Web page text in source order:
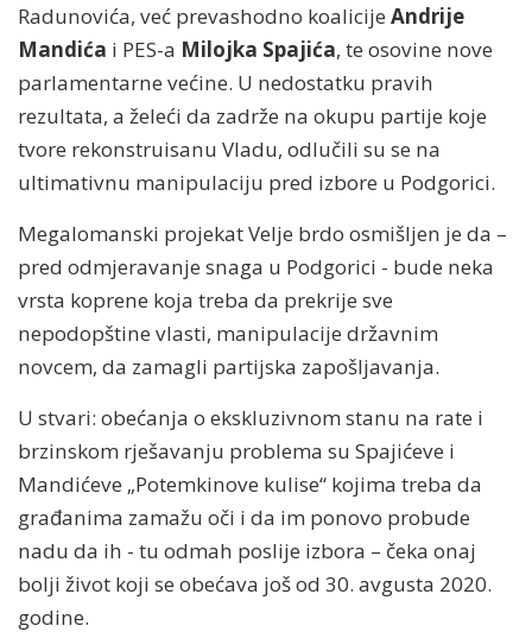
Radunovića, već prevashodno koalicije Andrije
Mandića i PES-a Milojka Spajića, te osovine nove
parlamentarne većine. U nedostatku pravih
rezultata, a želeći da zadrže na okupu partije koje
tvore rekonstruisanu Vladu, odlučili su se na
ultimativnu manipulaciju pred izbore u Podgorici.
Megalomanski projekat Velje brdo osmišljen je da –
pred odmjeravanje snaga u Podgorici - bude neka
vrsta koprene koja treba da prekrije sve
nepodopštine vlasti, manipulacije državnim
novcem, da zamagli partijska zapošljavanja.
U stvari: obećanja o ekskluzivnom stanu na rate i
brzinskom rješavanju problema su Spajićeve i
Mandićeve „Potemkinove kulise“ kojima treba da
građanima zamažu oči i da im ponovo probude
nadu da ih - tu odmah poslije izbora – čeka onaj
bolji život koji se obećava još od 30. avgusta 2020.
godine.